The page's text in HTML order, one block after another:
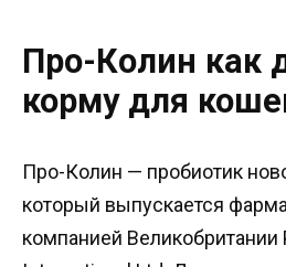
Про-Колин как
корму для
Про-Колин — пробиотик
который выпускается
компанией Великобритании